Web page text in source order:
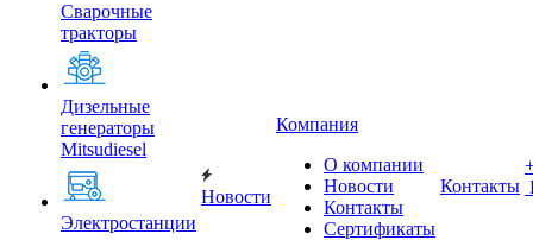
Сварочные
тракторы
Дизельные
генераторы
Mitsudiesel
Электростанции
Новости
Компания
О компании
Новости
Контакты
Сертификаты
Контакты